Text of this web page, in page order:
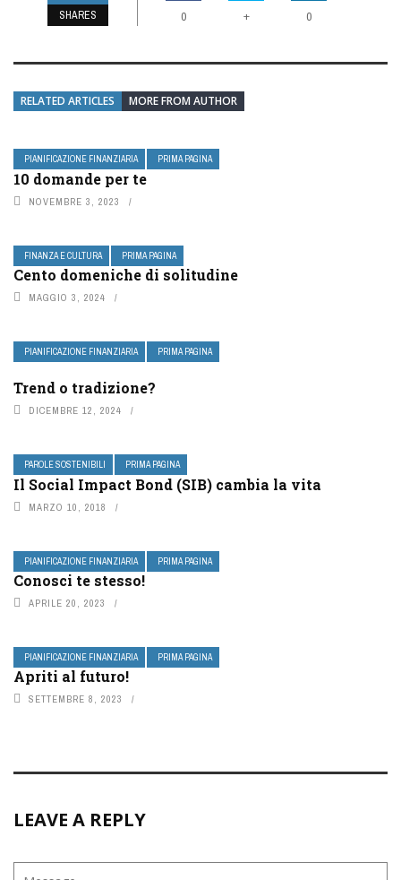
SHARES 0 + 0
RELATED ARTICLES MORE FROM AUTHOR
PIANIFICAZIONE FINANZIARIA PRIMA PAGINA
10 domande per te
NOVEMBRE 3, 2023
FINANZA E CULTURA PRIMA PAGINA
Cento domeniche di solitudine
MAGGIO 3, 2024
PIANIFICAZIONE FINANZIARIA PRIMA PAGINA
Trend o tradizione?
DICEMBRE 12, 2024
PAROLE SOSTENIBILI PRIMA PAGINA
Il Social Impact Bond (SIB) cambia la vita
MARZO 10, 2018
PIANIFICAZIONE FINANZIARIA PRIMA PAGINA
Conosci te stesso!
APRILE 20, 2023
PIANIFICAZIONE FINANZIARIA PRIMA PAGINA
Apriti al futuro!
SETTEMBRE 8, 2023
LEAVE A REPLY